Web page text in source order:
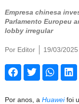
Empresa chinesa
Parlamento Europeu
lobby irregular
Por Editor 19/03/
Por anos, a Huaweifoi